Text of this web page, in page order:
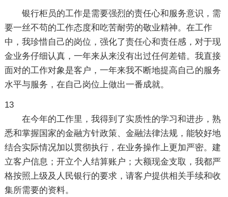
银行柜员的工作是需要强烈的责任心和服务意识，需
要一丝不苟的工作态度和吃苦耐劳的敬业精神。在工作
中，我珍惜自己的岗位，强化了责任心和责任感，对于现
金业务仔细认真，一年来从来没有出过任何差错。我直接
面对的工作对象是客户，一年来我不断地提高自己的服务
水平与服务，在自己岗位上做出一番成就。
13
在今年的工作里，我得到了实质性的学习和进步，熟
悉和掌握国家的金融方针政策、金融法律法规，能较好地
结合实际情况加以贯彻执行，在业务操作上更加严密。建
立客户信息；开立个人结算账户；大额现金支取，我都严
格按照上级及人民银行的要求，请客户提供相关手续和收
集所需要的资料。